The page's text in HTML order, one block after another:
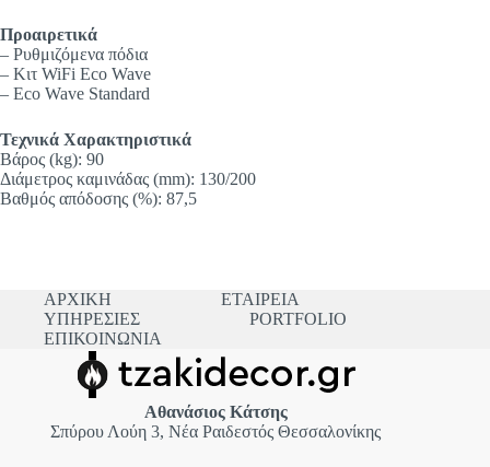
Προαιρετικά
– Ρυθμιζόμενα πόδια
– Κιτ WiFi Eco Wave
– Eco Wave Standard
Τεχνικά Χαρακτηριστικά
Βάρος (kg): 90
Διάμετρος καμινάδας (mm): 130/200
Βαθμός απόδοσης (%): 87,5
ΑΡΧΙΚΗ
ΕΤΑΙΡΕΙΑ
ΥΠΗΡΕΣΙΕΣ
PORTFOLIO
ΕΠΙΚΟΙΝΩΝΙΑ
Αθανάσιος Κάτσης
Σπύρου Λούη 3, Νέα Ραιδεστός Θεσσαλονίκης